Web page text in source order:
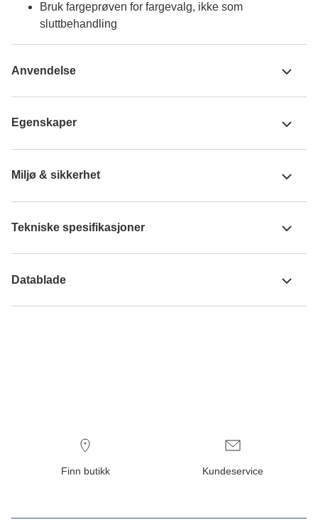
Bruk fargeprøven for fargevalg, ikke som
sluttbehandling
Anvendelse
Egenskaper
Miljø & sikkerhet
Tekniske spesifikasjoner
Datablade
Finn butikk Kundeservice